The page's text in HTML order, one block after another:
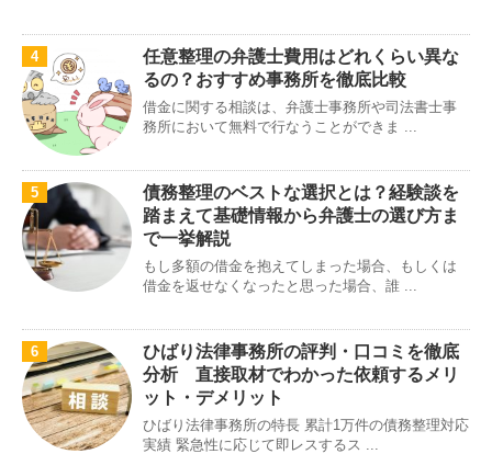
4
任意整理の弁護士費用はどれくらい異な
るの？おすすめ事務所を徹底比較
借金に関する相談は、弁護士事務所や司法書士事
務所において無料で行なうことができま ...
5
債務整理のベストな選択とは？経験談を
踏まえて基礎情報から弁護士の選び方ま
で一挙解説
もし多額の借金を抱えてしまった場合、もしくは
借金を返せなくなったと思った場合、誰 ...
6
ひばり法律事務所の評判・口コミを徹底
分析 直接取材でわかった依頼するメリ
ット・デメリット
ひばり法律事務所の特長 累計1万件の債務整理対応
実績 緊急性に応じて即レスするス ...